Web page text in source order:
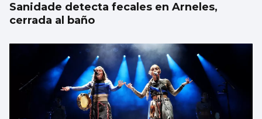
Sanidade detecta fecales en Arneles,
cerrada al baño